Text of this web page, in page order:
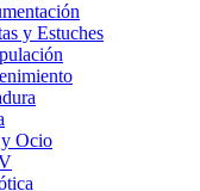
y Estuches
y Ocio